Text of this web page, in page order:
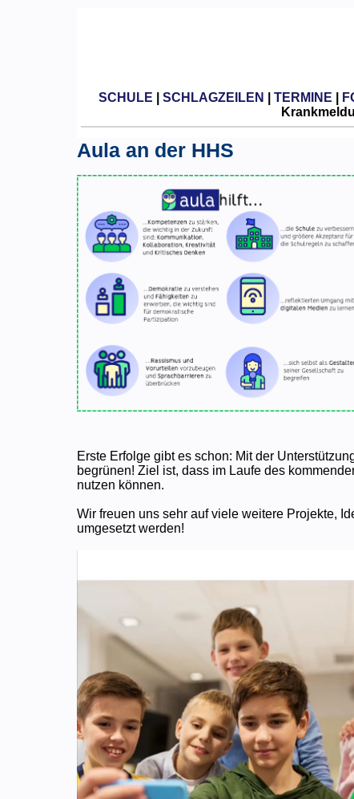
SCHULE SCHLAGZEILEN TERMINE
Aula an der HHS
Erste Erfolge gibt es schon: Mit der
begrünen! Ziel ist, dass im Laufe des
nutzen können.
Wir freuen uns sehr auf viele weitere Projekte,
umgesetzt werden!